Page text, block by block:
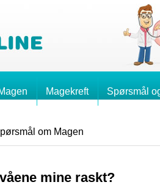
Magekreft Spørsmål
om Magen
mine raskt?